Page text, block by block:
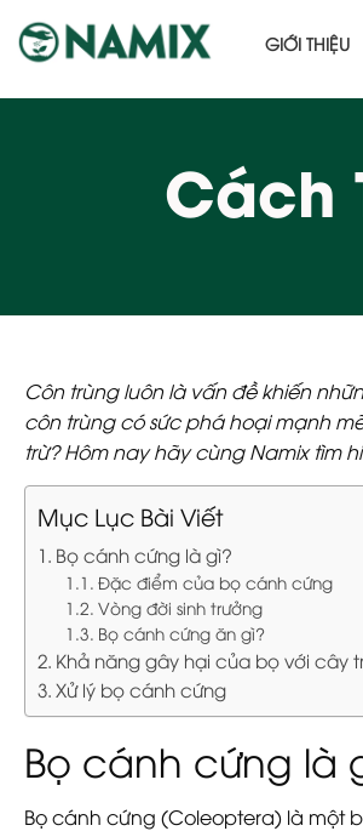
GIỚI THIỆU
Cách
Côn trùng luôn là vấn đề khiến
côn trùng có sức phá hoại mạnh
trừ? Hôm nay hãy cùng Namix tìm
Mục Lục Bài Viết
Bọ cánh cứng là gì?
Đặc điểm của bọ cánh cứng
Vòng đời sinh trưởng
Bọ cánh cứng ăn gì?
Khả năng gây hại của bọ với cây
Xử lý bọ cánh cứng
Bọ cánh cứng là
Bọ cánh cứng (Coleoptera) là một